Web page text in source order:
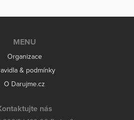
MENU
Organizace
& podmínky
O Darujme.cz
nás